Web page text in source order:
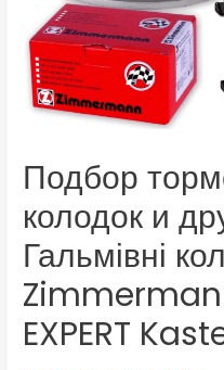
Подбор
колодок и
Гальмівні
EXPERT